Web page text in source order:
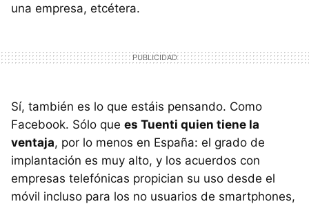
una empresa, etcétera.
Sí, también es lo que estáis pensando. Como
Facebook. Sólo que es Tuenti quien tiene la
ventaja, por lo menos en España: el grado de
implantación es muy alto, y los acuerdos con
empresas telefónicas propician su uso desde el
móvil incluso para los no usuarios de smartphones,